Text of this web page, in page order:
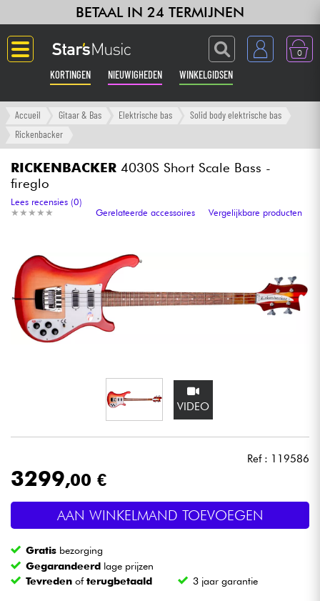
BETAAL IN 24 TERMIJNEN
0
KORTINGEN NIEUWIGHEDEN WINKELGIDSEN
Langue
Synths & samplers
Home-studio
Hoofdtelefoon
Licht
Drums & percussie
Blaasinstrument
Accueil Gitaar & Bas Elektrische bas
Solid body elektrische bas
Rickenbacker
RICKENBACKER 4030S Short Scale Bass -
fireglo
★ ★ ★ ★ ★
★ ★ ★ ★ ★
Lees recensies (0)
Gerelateerde accessoires
Vergelijkbare producten
VIDEO
Ref : 119586
3299,00 €
AAN WINKELMAND TOEVOEGEN
Gratis bezorging
Gegarandeerd lage prijzen
Tevreden ofterugbetaald 3 jaar garantie